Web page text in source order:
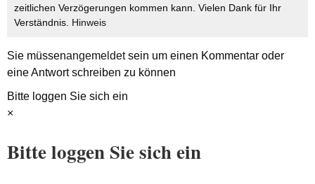
zeitlichen Verzögerungen kommen kann. Vielen Dank für Ihr
Verständnis. Hinweis
Sie müssenangemeldetsein um einen Kommentar oder
eine Antwort schreiben zu können
Bitte loggen Sie sich ein
×
Bitte loggen Sie sich ein